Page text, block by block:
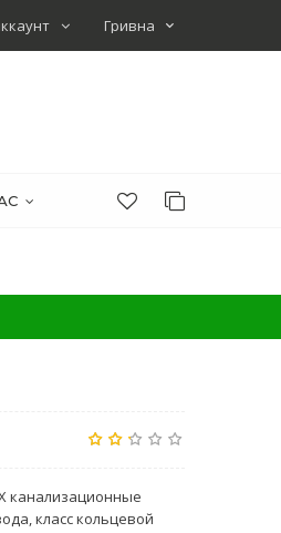
канализационные
класс кольцевой